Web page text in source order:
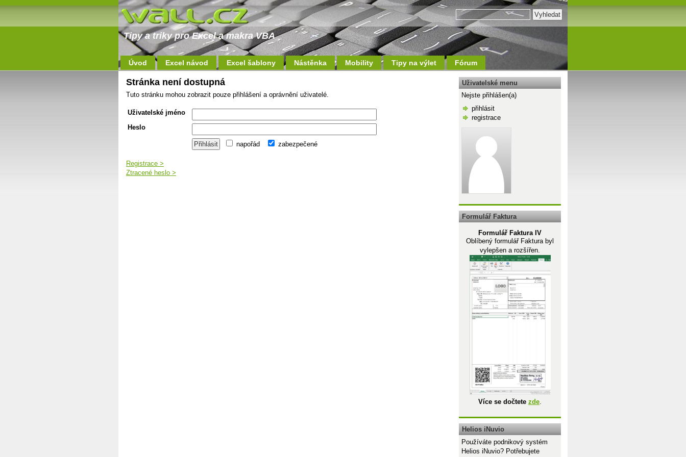
Tipy a triky pro Excel a makra VBA
Úvod Excel návod Excel šablony Nástěnka Mobility Tipy na výlet Fórum
Stránka není dostupná
Tuto stránku mohou zobrazit pouze přihlášení a oprávnění uživatelé.
Uživatelské jméno
Heslo
napořád zabezpečené
Registrace >
Ztracené heslo >
Uživatelské menu
Nejste přihlášen(a)
přihlásit
registrace
Formulář Faktura
Formulář Faktura IV
Oblíbený formulář Faktura byl
vylepšen a rozšířen.
Více se dočtete zde.
Helios iNuvio
Používáte podnikový systém
Helios iNuvio? Potřebujete